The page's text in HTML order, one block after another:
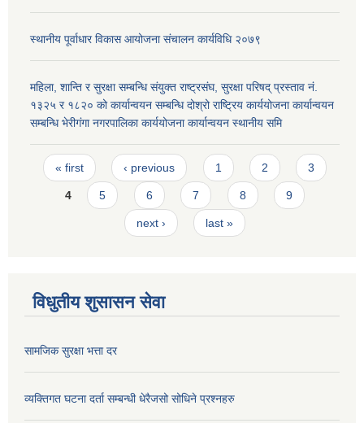
स्थानीय पूर्वाधार विकास आयोजना संचालन कार्यविधि २०७९
महिला, शान्ति र सुरक्षा सम्बन्धि संयुक्त राष्ट्रसंघ, सुरक्षा परिषद् प्रस्ताव नं.
१३२५ र १८२० को कार्यान्वयन सम्बन्धि दोश्रो राष्ट्रिय कार्ययोजना कार्यान्वयन
सम्बन्धि भेरीगंगा नगरपालिका कार्ययोजना कार्यान्वयन स्थानीय समि
Pages
« first ‹ previous 1 2 3
4 5 6 7 8 9
next › last »
विधुतीय शुसासन सेवा
सामजिक सुरक्षा भत्ता दर
व्यक्तिगत घटना दर्ता सम्बन्धी धेरैजसो सोधिने प्रश्नहरु